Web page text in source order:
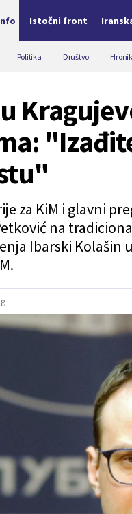
Istočni front
Politika Društvo
za KiM i glavni
na
Ibarski Kolašin